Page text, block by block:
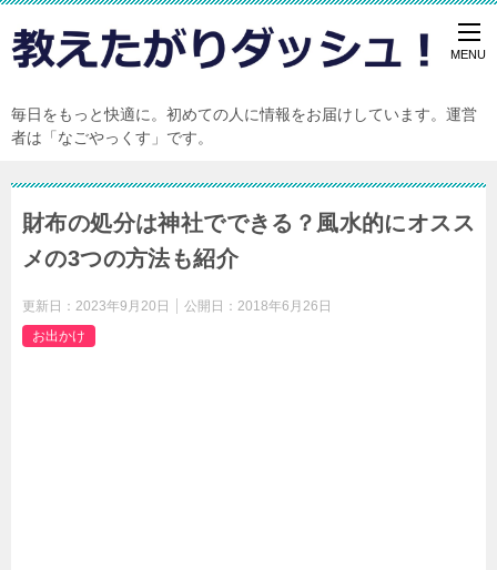
毎日をもっと快適に。初めての人に情報をお届けしています。運営
者は「なごやっくす」です。
財布の処分は神社でできる？風水的にオスス
メの3つの方法も紹介
更新日： 2023年9月20日 公開日： 2018年6月26日
お出かけ